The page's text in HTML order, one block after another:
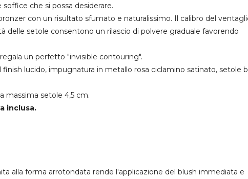
che si possa desiderare.
con un risultato sfumato e naturalissimo. Il calibro del
delle setole consentono un rilascio di polvere graduale favorendo
un perfetto "invisible contouring".
lucido, impugnatura in metallo rosa ciclamino satinato, setole
massima setole 4,5 cm.
inclusa.
alla forma arrotondata rende l'applicazione del blush immediata e